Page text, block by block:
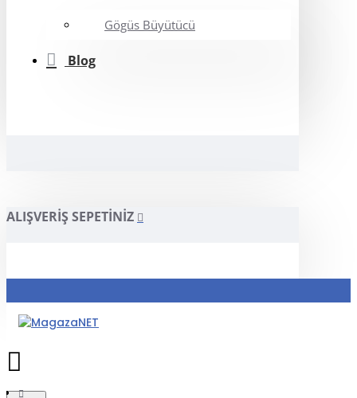
Gögüs Büyütücü
Blog
ALIŞVERIŞ SEPETINIZ